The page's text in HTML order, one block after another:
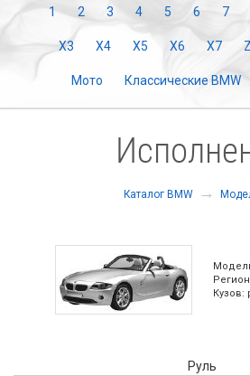
1 2 3 4 5 6 7
X3 X4 X5 X6 X7 Z
Мото Классические BMW
Каталог BMW →
Кузов:
Руль